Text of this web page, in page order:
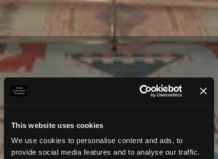
This website uses cookies
We use cookies to personalise content and ads, to
provide social media features and to analyse our traffic.